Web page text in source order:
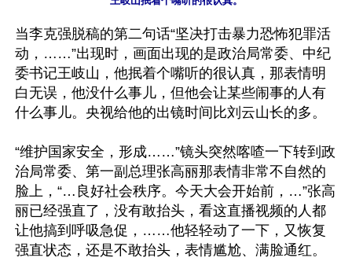
当李克强脱稿的第二句话“坚决打击暴力恐怖犯罪活
动，……”出现时，画面出现的是政治局常委、中纪
委书记王岐山，他抿着个嘴听的很认真，那表情明
白无误，他没什么事儿，但他会让某些闹事的人有
什么事儿。央视给他的出镜时间比刘云山长的多。
“维护国家安全，形成……”镜头突然喀喳一下转到政
治局常委、第一副总理张高丽那表情非常不自然的
脸上，“…良好社会秩序。今天大会开始前，…”张高
丽已经强直了，没有敢抬头，看这直播视频的人都
让他搞到呼吸急促，……他轻轻动了一下，又恢复